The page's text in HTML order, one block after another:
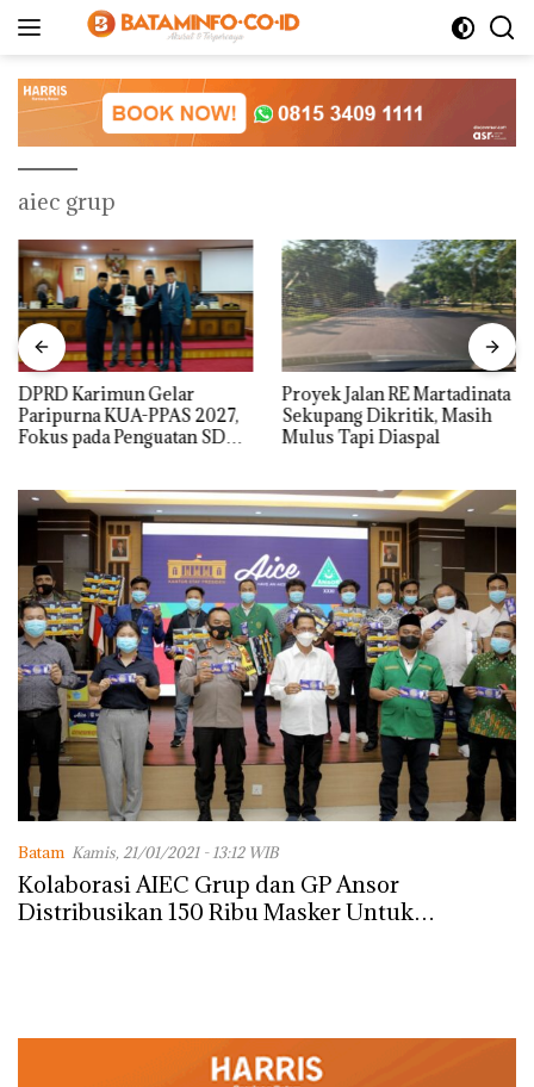
aiec grup
DPRD Karimun Gelar
Paripurna KUA-PPAS 2027,
Fokus pada Penguatan SDM,
Proyek Jalan RE Martadinata
Sekupang Dikritik, Masih
Mulus Tapi Diaspal
Batam Kamis, 21/01/2021 - 13:12 WIB
Kolaborasi AIEC Grup dan GP Ansor
Distribusikan 150 Ribu Masker Untuk